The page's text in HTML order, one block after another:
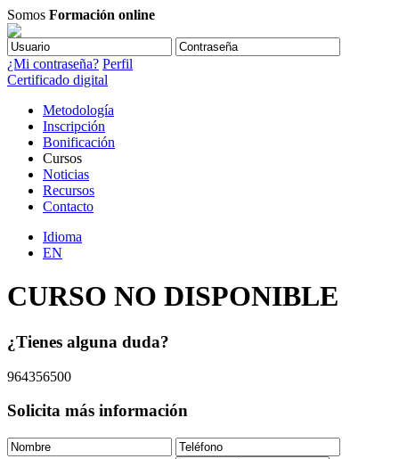
Somos Formación online
¿Mi contraseña? Perfil
Certificado digital
Metodología
Inscripción
Bonificación
Cursos
Noticias
Recursos
Contacto
Idioma
EN
CURSO NO DISPONIBLE
¿Tienes alguna duda?
964356500
Solicita más información